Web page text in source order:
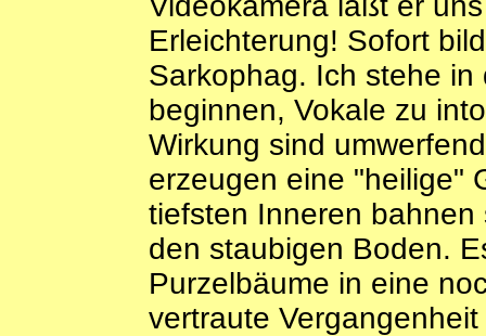
Erleichterung! Sofort
Sarkophag. Ich stehe
beginnen, Vokale zu
Wirkung sind
erzeugen eine "heilige"
tiefsten Inneren
den staubigen Boden.
Purzelbäume in eine
vertraute